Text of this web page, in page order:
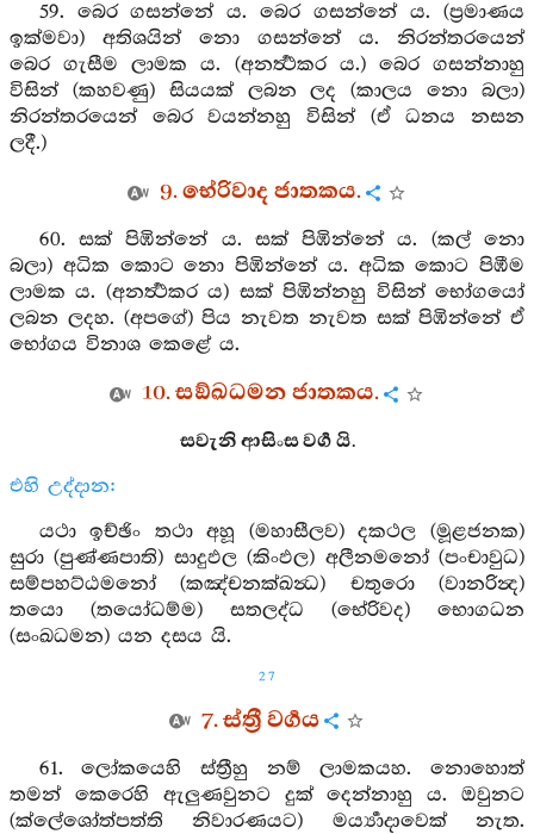
59. බෙර ගසන්නේ ය. බෙර ගසන්නේ ය. (ප්‍රමාණය
ඉක්මවා) අතිශයින් නො ගසන්නේ ය. නිරන්තරයෙන්
බෙර ගැසීම ලාමක ය. (අනර්‍ත්‍ථකර ය.) බෙර ගසන්නාහු
විසින් (කහවණු) සියයක් ලබන ලද (කාලය නො බලා)
නිරන්තරයෙන් බෙර වයන්නහු විසින් (ඒ ධනය නසන
ලදී.)
9. භේරිවාද ජාතකය.
60. සක් පිඹින්නේ ය. සක් පිඹින්නේ ය. (කල් නො
බලා) අධික කොට නො පිඹින්නේ ය. අධික කොට පිඹීම
ලාමක ය. (අනර්‍ත්‍ථකර ය) සක් පිඹින්නහු විසින් භෝගයෝ
ලබන ලදහ. (අපගේ) පිය නැවත නැවත සක් පිඹින්නේ ඒ
භෝගය විනාශ කෙළේ ය.
10. සඞ්ඛධමන ජාතකය.
සවැනි ආසිංස වර්‍ග යි.
එහි උද්දාන:
යථා ඉච්ඡිං තථා අහූ (මහාසීලව) දකථල (මූළජනක)
සුරා (පුණ්ණපාති) සාදුඵල (කිංඵල) අලීනමනෝ (පංචාවුධ)
සම්පහට්ඨමනෝ (කඤ්චනක්ඛන්‍ධ) චතුරො (වානරින්‍ද)
තයො (තයෝධම්ම) සතලද්ධ (භේරිවද) භොගධන
(සංඛධමන) යන දසය යි.
27
7. ස්ත්‍රී වර්‍ගය
61. ලෝකයෙහි ස්ත්‍රීහු නම් ලාමකයහ. නොහොත්
තමන් කෙරෙහි ඇලුණවුනට දුක් දෙන්නාහු ය. ඔවුනට
(ක්ලේශෝත්පත්ති නිවාරණයට) මර්‍ය්‍යාදාවෙක් නැත.